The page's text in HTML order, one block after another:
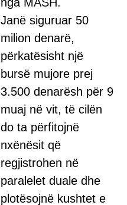
Janë siguruar 50
milion denarë,
përkatësisht një
bursë mujore prej
3.500 denarësh për 9
muaj në vit, të cilën
do ta përfitojnë
nxënësit që
regjistrohen në
paralelet duale dhe
plotësojnë kushtet e